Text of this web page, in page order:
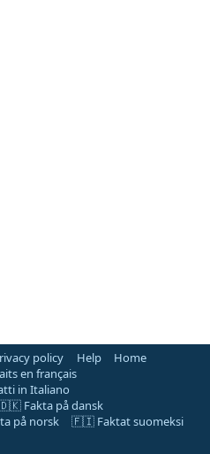
policy Help
Home
en français
in Italiano
Fakta på dansk
på norsk
🇫🇮 Faktat suomeksi